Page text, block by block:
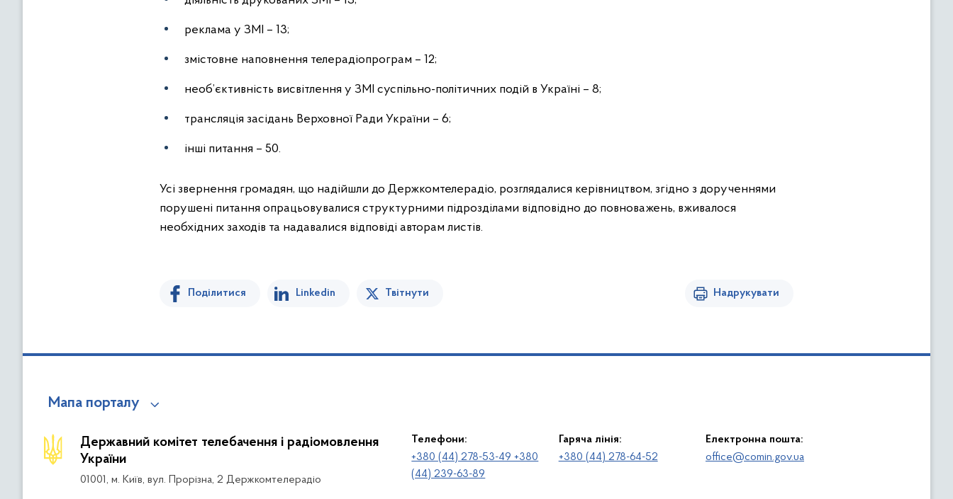
реклама у ЗМІ – 13;
змістовне наповнення телерадіопрограм – 12;
необ’єктивність висвітлення у ЗМІ суспільно-політичних подій в Україні – 8;
трансляція засідань Верховної Ради України – 6;
інші питання – 50.
Усі звернення громадян, що надійшли до Держкомтелерадіо, розглядалися керівництвом, згідно з дорученнями
порушені питання опрацьовувалися структурними підрозділами відповідно до повноважень, вживалося
необхідних заходів та надавалися відповіді авторам листів.
Поділитися Linkedin Твітнути Надрукувати
Мапа порталу
Державний комітет телебачення і радіомовлення
України
01001, м. Київ, вул. Прорізна, 2 Держкомтелерадіо
Телефони:
+380 (44) 278-53-49 +380
(44) 239-63-89
Гаряча лінія:
+380 (44) 278-64-52
Електронна пошта:
office@comin.gov.ua